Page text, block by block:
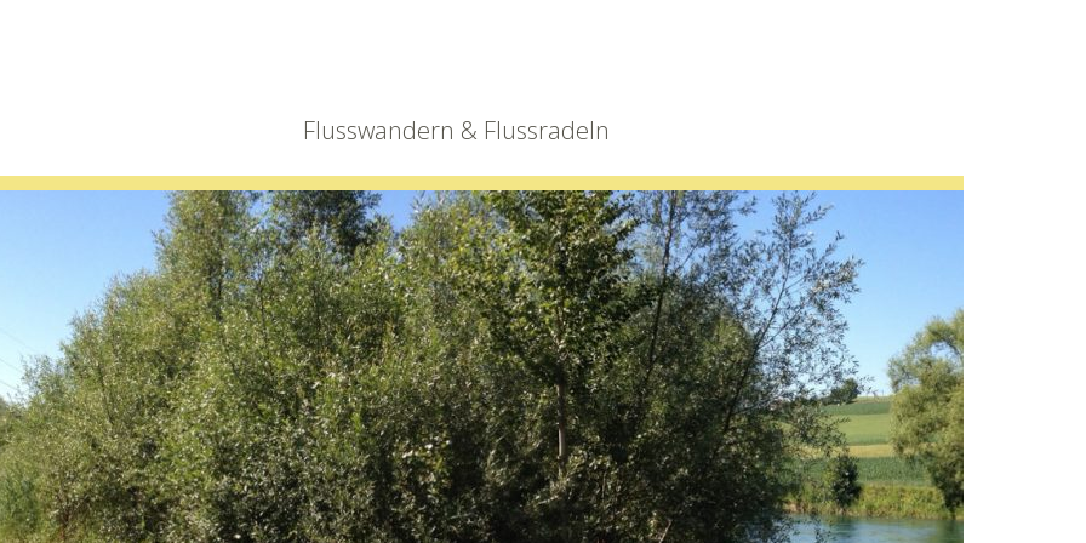
Flusswandern & Flussradeln